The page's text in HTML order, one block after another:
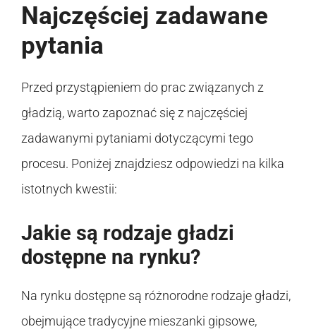
Najczęściej zadawane
pytania
Przed przystąpieniem do prac związanych z
gładzią, warto zapoznać się z najczęściej
zadawanymi pytaniami dotyczącymi tego
procesu. Poniżej znajdziesz odpowiedzi na kilka
istotnych kwestii:
Jakie są rodzaje gładzi
dostępne na rynku?
Na rynku dostępne są różnorodne rodzaje gładzi,
obejmujące tradycyjne mieszanki gipsowe,